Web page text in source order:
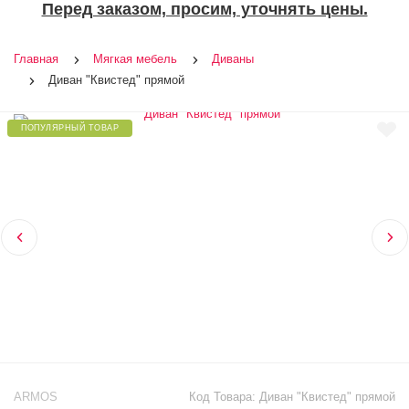
Перед заказом, просим, уточнять цены.
Главная Мягкая мебель
Диваны
Диван "Квистед" прямой
ПОПУЛЯРНЫЙ ТОВАР
Код Товара: Диван "Квистед" прямой
ARMOS